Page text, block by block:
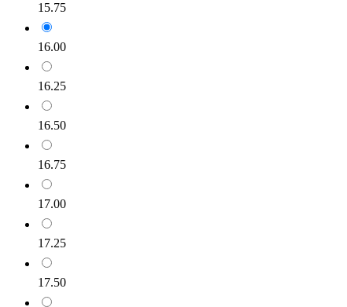
15.75
16.00
16.25
16.50
16.75
17.00
17.25
17.50